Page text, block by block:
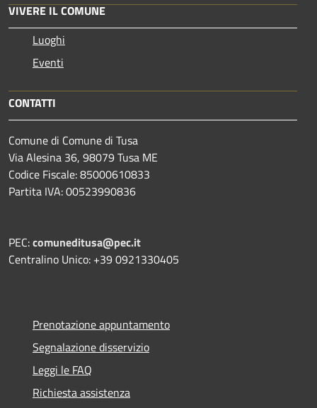
VIVERE IL COMUNE
Luoghi
Eventi
CONTATTI
Comune di Comune di Tusa
Via Alesina 36, 98079 Tusa ME
Codice Fiscale: 85000610833
Partita IVA: 00523990836
PEC:comuneditusa@pec.it
Centralino Unico: +39 0921330405
Prenotazione appuntamento
Segnalazione disservizio
Leggi le FAQ
Richiesta assistenza